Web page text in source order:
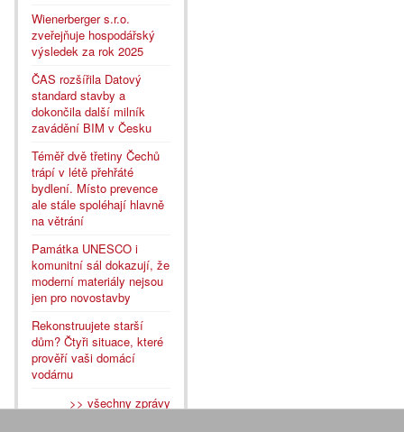
Wienerberger s.r.o.
zveřejňuje hospodářský
výsledek za rok 2025
ČAS rozšířila Datový
standard stavby a
dokončila další milník
zavádění BIM v Česku
Téměř dvě třetiny Čechů
trápí v létě přehřáté
bydlení. Místo prevence
ale stále spoléhají hlavně
na větrání
Památka UNESCO i
komunitní sál dokazují, že
moderní materiály nejsou
jen pro novostavby
Rekonstruujete starší
dům? Čtyři situace, které
prověří vaši domácí
vodárnu
>> všechny zprávy